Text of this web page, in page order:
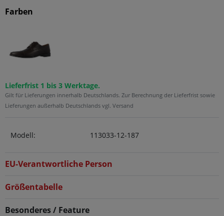
Farben
Lieferfrist 1 bis 3 Werktage.
Gilt für Lieferungen innerhalb Deutschlands. Zur Berechnung der Lieferfrist sowie
Lieferungen außerhalb Deutschlands vgl. Versand
Modell: 113033-12-187
EU-Verantwortliche Person
Größentabelle
Besonderes / Feature